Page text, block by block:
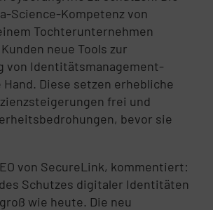
Science-Kompetenz von
Tochterunternehmen
neue Tools zur
von Identitätsmanagement-
Hand. Diese setzen erhebliche
frei und
bevor sie
von SecureLink, kommentiert:
Schutzes digitaler Identitäten
wie heute. Die neu